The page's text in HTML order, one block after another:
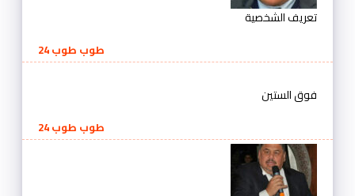
تعريف الشخصية
طوب طوب 24
فوق الستين
طوب طوب 24